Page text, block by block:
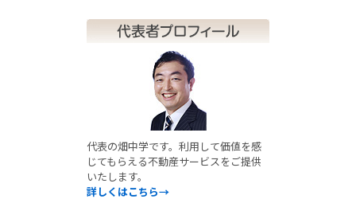
代表の畑中学です。利用して価値を感
じてもらえる不動産サービスをご提供
いたします。
詳しくはこちら→